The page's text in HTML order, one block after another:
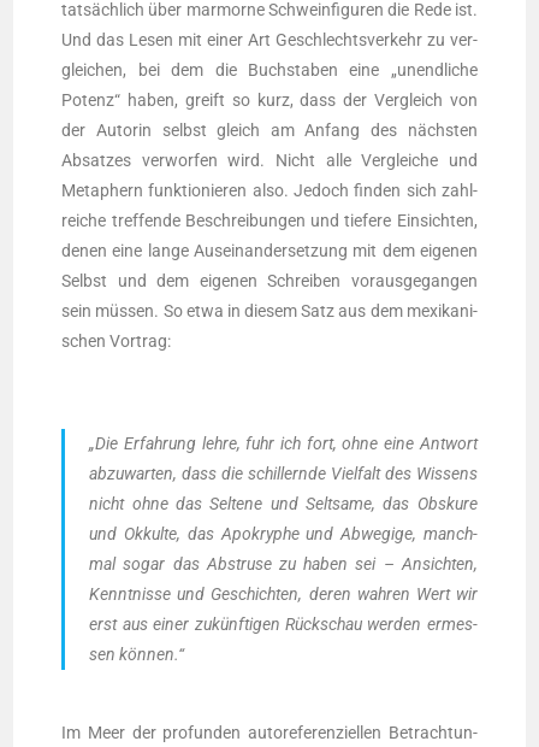
tat­säch­lich über mar­mor­ne Schwein­fi­gu­ren die Rede ist.
Und das Lesen mit einer Art Geschlechts­ver­kehr zu ver­
glei­chen, bei dem die Buch­sta­ben eine „unend­li­che
Potenz“ haben, greift so kurz, dass der Ver­gleich von
der Autorin selbst gleich am Anfang des nächs­ten
Absat­zes ver­wor­fen wird. Nicht alle Ver­glei­che und
Meta­phern funk­tio­nie­ren also. Jedoch fin­den sich zahl­
rei­che tref­fen­de Beschrei­bun­gen und tie­fe­re Ein­sich­ten,
denen eine lan­ge Aus­ein­an­der­set­zung mit dem eige­nen
Selbst und dem eige­nen Schrei­ben vor­aus­ge­gan­gen
sein müs­sen. So etwa in die­sem Satz aus dem mexi­ka­ni­
schen Vortrag:
„Die Erfah­rung leh­re, fuhr ich fort, ohne eine Ant­wort
abzu­war­ten, dass die schil­lern­de Viel­falt des Wis­sens
nicht ohne das Sel­te­ne und Selt­sa­me, das Obsku­re
und Okkul­te, das Apo­kry­phe und Abwe­gi­ge, manch­
mal sogar das Abstru­se zu haben sei – Ansich­ten,
Kennt­nis­se und Geschich­ten, deren wah­ren Wert wir
erst aus einer zukünf­ti­gen Rück­schau wer­den ermes­
sen können.“
Im Meer der pro­fun­den auto­re­fe­ren­zi­el­len Betrach­tun­